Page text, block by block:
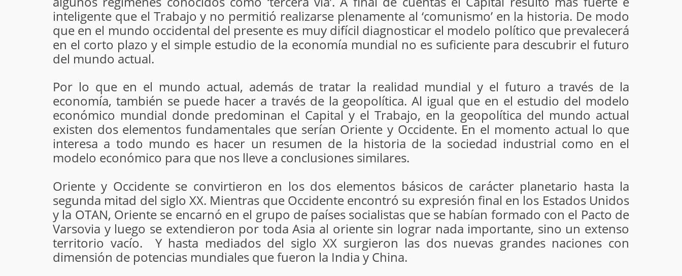
inteligente que el Trabajo y no permitió realizarse plenamente al ‘comunismo’ en la historia. De modo
que en el mundo occidental del presente es muy difícil diagnosticar el modelo político que prevalecerá
en el corto plazo y el simple estudio de la economía mundial no es suficiente para descubrir el futuro
del mundo actual.
Por lo que en el mundo actual, además de tratar la realidad mundial y el futuro a través de la
economía, también se puede hacer a través de la geopolítica. Al igual que en el estudio del modelo
económico mundial donde predominan el Capital y el Trabajo, en la geopolítica del mundo actual
existen dos elementos fundamentales que serían Oriente y Occidente. En el momento actual lo que
interesa a todo mundo es hacer un resumen de la historia de la sociedad industrial como en el
modelo económico para que nos lleve a conclusiones similares.
Oriente y Occidente se convirtieron en los dos elementos básicos de carácter planetario hasta la
segunda mitad del siglo XX. Mientras que Occidente encontró su expresión final en los Estados Unidos
y la OTAN, Oriente se encarnó en el grupo de países socialistas que se habían formado con el Pacto de
Varsovia y luego se extendieron por toda Asia al oriente sin lograr nada importante, sino un extenso
territorio vacío. Y hasta mediados del siglo XX surgieron las dos nuevas grandes naciones con
dimensión de potencias mundiales que fueron la India y China.